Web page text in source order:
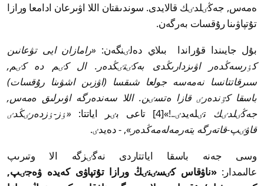
ەمەس, جەڭٸلدٸك قالايدى. سوندىقتان اللا اۋىرعان ادامعا ورازا
تۇتپاۋىنا رۇقسات بەرگەن.
بۇل جايىندا قۇراندا بىلاي دەلٸنگەن: «رامازان ايى تۋعانىن
كٶرسەڭدەر اۋىزدارىڭدى بەكٸتٸڭدەر. ال كٸم دە كٸم,
سىرقاتتانسا نەمەسە جولعا شىقسا (اۋزىن اشۋىنا رۇقسات)
باسقا كٷندەرٸ قازا ەتسٸن. اللا سەندەرگە اۋىرلىق ەمەس,
جەڭٸلدٸك تٸلەيدٸ..!»[4] تاعى بٸر اياتتا:
«ٶز-ٶزدەرٸڭدٸ
قاۋٸپ-قاتەرگە يتەرمەلەمەڭدەر», - دەيدٸ.
وسى جەنە باسقا اياتتاردى نەگٸزگە الا وتىرىپ
عالىمدار:«ناۋقاس كٸسٸنٸڭ ورازا تۇتپاۋى كەيدە ۋەجٸپ,